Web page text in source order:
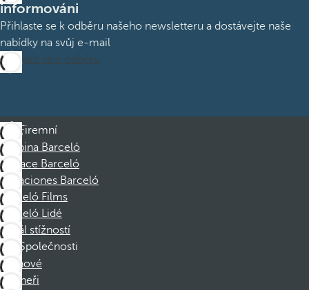
informováni
Přihlaste se k odběru našeho newsletteru a dostávejte naše
nabídky na svůj e-mail
Přihlásit se k odběru
Firemní
Skupina Barceló
Nadace Barceló
Vacaciones Barceló
Barceló Films
Barceló Lidé
Kanál stížností
Společnosti
Členové
Partneři